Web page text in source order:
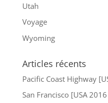
Utah
Voyage
Wyoming
Articles récents
Pacific Coast Highway
San Francisco [USA